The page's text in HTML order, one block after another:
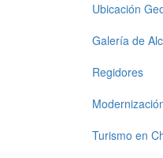
Ubicación
Galería de
Regidores
Turismo en